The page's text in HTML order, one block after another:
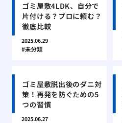
ゴミ屋敷4LDK、自分で
片付ける？プロに頼む？
徹底比較
2025.06.29
未分類
ゴミ屋敷脱出後のダニ対
策！再発を防ぐための5
つの習慣
2025.06.27